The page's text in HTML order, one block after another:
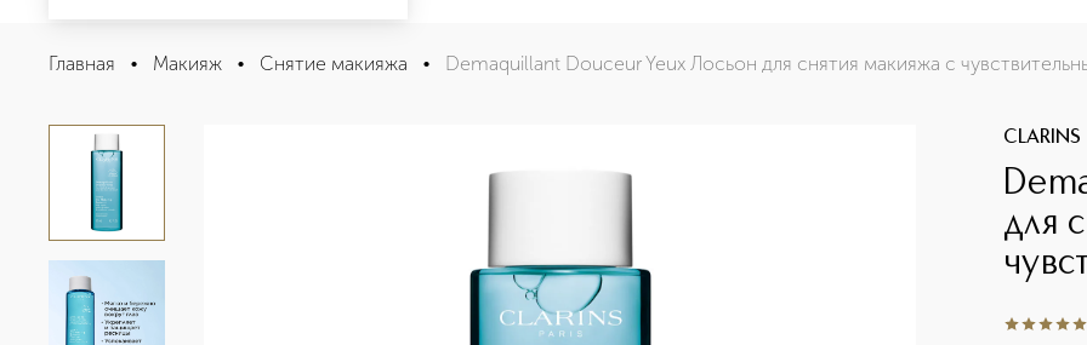
Demaquillant Douceur Yeux Лосьон для снятия макияжа с чувствительных глаз
Описание
Главная • Макияж • Снятие макияжа • Demaquillant Douceur Yeux Лосьон для снятия макияжа с
CLARINS
для
5из 528